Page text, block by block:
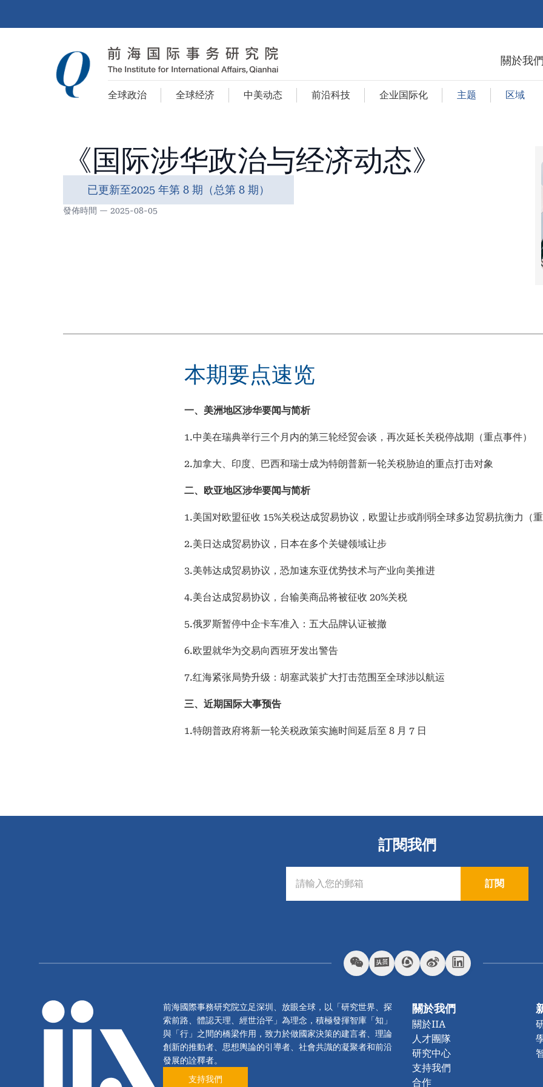
關於我們
全球政治 全球经济 中美动态 前沿科技 企业国际化 主题 区域
《国际涉华政治与经济动态》
已更新至2025 年第 8 期（总第 8 期）
發佈時間 — 2025-08-05
本期要点速览
一、美洲地区涉华要闻与简析
1.中美在瑞典举行三个月内的第三轮经贸会谈，再次延长关税停战期（重点事件）
2.加拿大、印度、巴西和瑞士成为特朗普新一轮关税胁迫的重点打击对象
二、欧亚地区涉华要闻与简析
1.美国对欧盟征收 15%关税达成贸易协议，欧盟让步或削弱全球多边贸易抗衡力（重
2.美日达成贸易协议，日本在多个关键领域让步
3.美韩达成贸易协议，恐加速东亚优势技术与产业向美推进
4.美台达成贸易协议，台输美商品将被征收 20%关税
5.俄罗斯暂停中企卡车准入：五大品牌认证被撤
6.欧盟就华为交易向西班牙发出警告
7.红海紧张局势升级：胡塞武装扩大打击范围至全球涉以航运
三、近期国际大事预告
1.特朗普政府将新一轮关税政策实施时间延后至 8 月 7 日
訂閱我們
訂閱
前海國際事務研究院立足深圳、放眼全球，以「研究世界、探
索前路、體認天理、經世治平」為理念，積極發揮智庫「知」
與「行」之間的橋梁作用，致力於做國家決策的建言者、理論
創新的推動者、思想輿論的引導者、社會共識的凝聚者和前沿
發展的詮釋者。
支持我們
關於我們
關於IIA
人才團隊
研究中心
支持我們
合作